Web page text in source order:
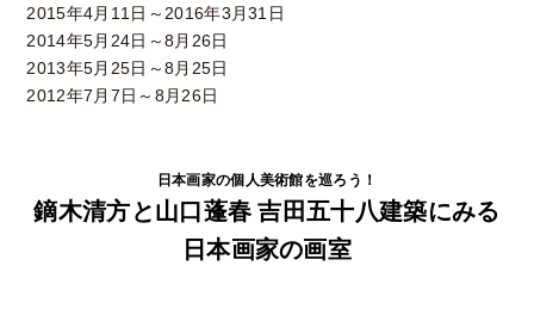
2015年4月11日～2016年3月31日
2014年5月24日～8月26日
2013年5月25日～8月25日
2012年7月7日～8月26日
日本画家の個人美術館を巡ろう！
鏑木清方と山口蓬春 吉田五十八建築にみる
日本画家の画室